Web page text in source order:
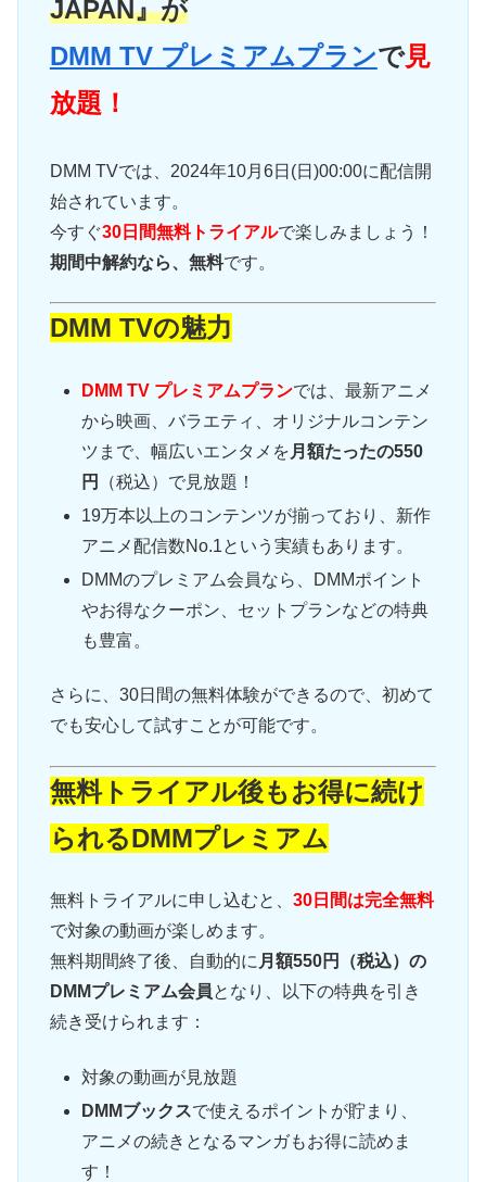
JAPAN』が
DMM TV プレミアムプランで見
放題！
DMM TVでは、2024年10月6日(日)00:00に配信開
始されています。
今すぐ30日間無料トライアルで楽しみましょう！
期間中解約なら、無料です。
DMM TVの魅力
DMM TV プレミアムプランでは、最新アニメ
から映画、バラエティ、オリジナルコンテン
ツまで、幅広いエンタメを 月額たったの550
円
（税込）で見放題！
19万本以上のコンテンツが揃っており、新作
アニメ配信数No.1という実績もあります。
DMMのプレミアム会員なら、DMMポイント
やお得なクーポン、セットプランなどの特典
も豊富。
さらに、30日間の無料体験ができるので、初めて
でも安心して試すことが可能です。
無料トライアル後もお得に続け
られるDMMプレミアム
無料トライアルに申し込むと、 30日間は完全無料
で対象の動画が楽しめます。
無料期間終了後、自動的に 月額550円（税込）の
DMMプレミアム会員となり、以下の特典を引き
続き受けられます：
対象の動画が見放題
DMMブックスで使えるポイントが貯まり、
アニメの続きとなるマンガもお得に読めま
す！